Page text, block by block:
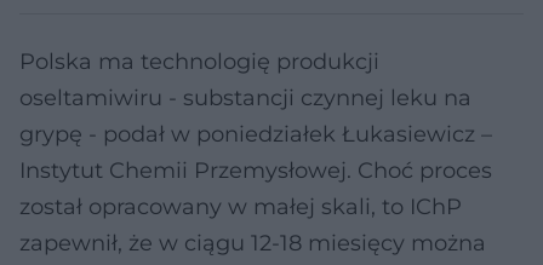
Polska ma technologię produkcji
oseltamiwiru - substancji czynnej leku na
grypę - podał w poniedziałek Łukasiewicz –
Instytut Chemii Przemysłowej. Choć proces
został opracowany w małej skali, to IChP
zapewnił, że w ciągu 12-18 miesięcy można